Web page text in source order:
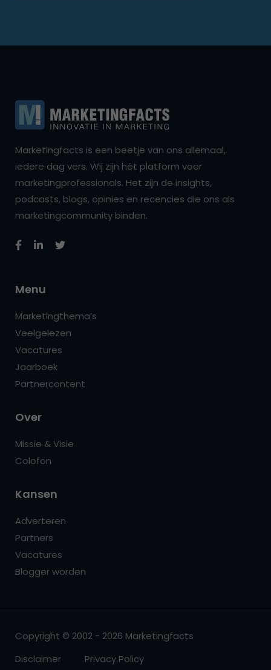
Marketingfacts is een beetje van ons allemaal,
iedere dag vers. Wij zijn hét platform voor
marketingprofessionals. Het zijn de insights,
podcasts, blogs, opinies en recencies die ons als
marketingcommunity binden.
Menu
Marketingthema’s
Veelgelezen
Vacatures
Jaarboek
Partnercontent
Over
Missie & Visie
Colofon
Kansen
Adverteren
Partners
Vacatures
Blogger worden
Copyright © 2002 - 2026 Marketingfacts
Disclaimer
Privacy Policy